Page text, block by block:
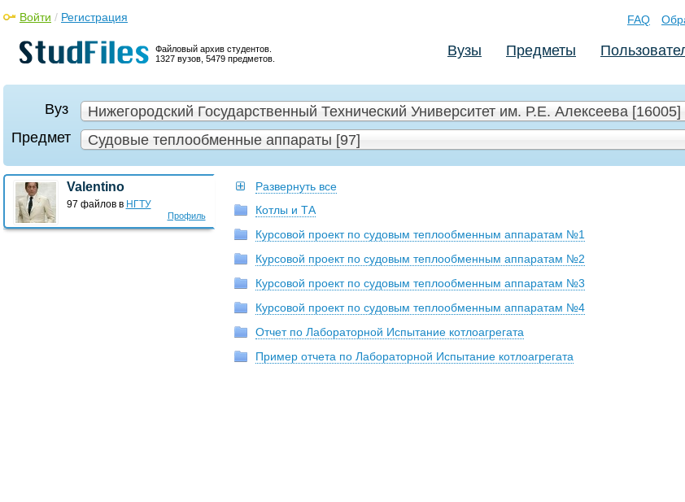
Файловый архив студентов.
1327 вузов, 5479 предметов.
Войти / Регистрация FAQ
Вузы Предметы
Вуз
Нижегородский Государственный Технический Университет им. Р.Е. Алексеева [16005]
Предмет
Судовые теплообменные аппараты [97]
Профиль
Valentino
97 файлов в НГТУ
Развернуть все
Котлы и ТА
Курсовой проект по судовым теплообменным аппаратам №1
Курсовой проект по судовым теплообменным аппаратам №2
Курсовой проект по судовым теплообменным аппаратам №3
Курсовой проект по судовым теплообменным аппаратам №4
Отчет по Лабораторной Испытание котлоагрегата
Пример отчета по Лабораторной Испытание котлоагрегата